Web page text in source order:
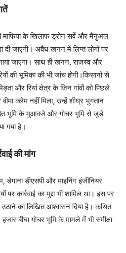
माफिया के खिलाफ ड्रोन सर्वे और मैनुअल
दी जाएंगी। अवैध खनन में लिप्त लोगों पर
जाएगा। साथ ही खनन, राजस्व और
की भूमिका की भी जांच होगी।किसानों से
और रियां क्षेत्र के जिन गांवों को पिछले
क्लेम नहीं मिला, उन्हें शीघ्र भुगतान
भूमि के मुआवजे और गोचर भूमि से जुड़े
गया है।
की मांग
डेगाना डीएसपी और माइनिंग इंजीनियर
कार्रवाई का मुद्दा भी शामिल था। इस पर
का लिखित आश्वासन दिया है। कथित
बीघा गोचर भूमि के मामले में भी समीक्षा